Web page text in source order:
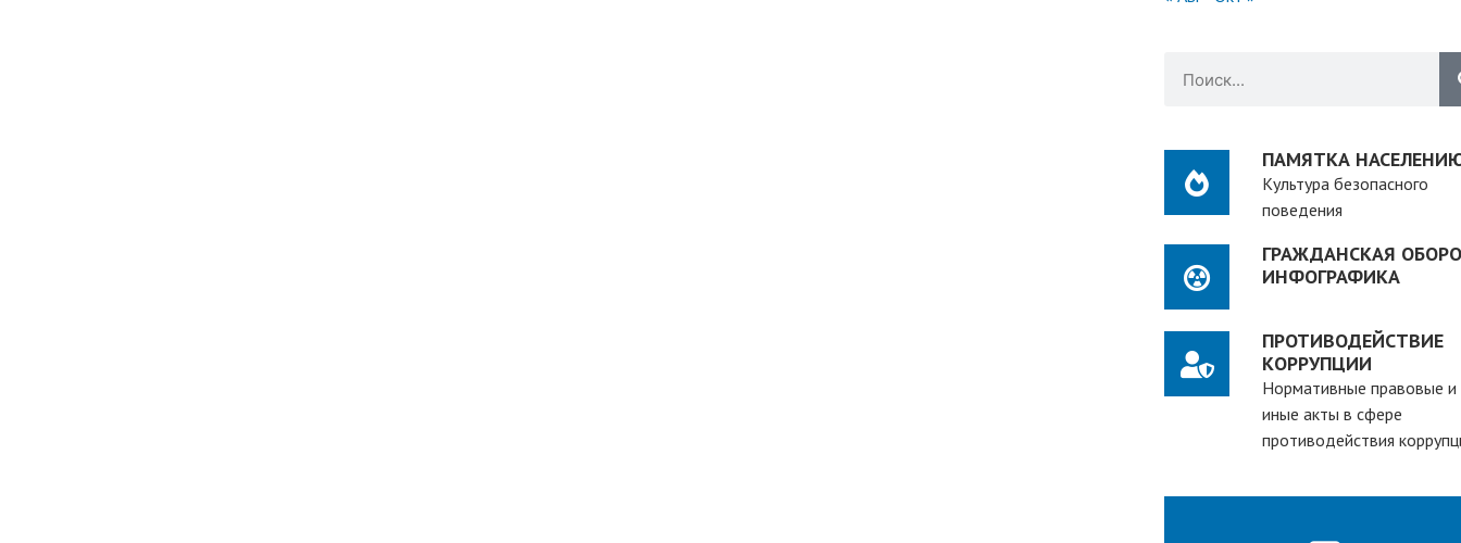
ПАМЯТКА
Культура безопасного
поведения
ГРАЖДАНСКАЯ
ИНФОГРАФИКА
ПРОТИВОДЕЙСТВИЕ
КОРРУПЦИИ
Нормативные правовые и
иные акты в сфере
противодействия